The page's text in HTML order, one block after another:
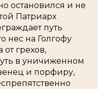
остановился и не
Патриарх
путь
нес на Голгофу
грехов,
в уничиженном
и порфиру,